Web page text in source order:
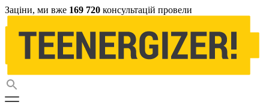
Заціни, ми вже 169 720 консультацій провели